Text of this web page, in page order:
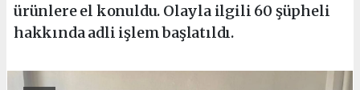
ürünlere el konuldu. Olayla ilgili 60 şüpheli
hakkında adli işlem başlatıldı.